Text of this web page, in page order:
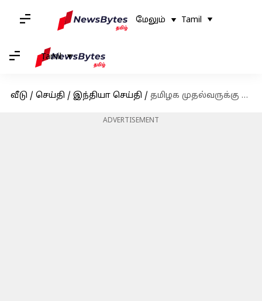
மேலும் Tamil
Tamil
வீடு / செய்தி / இந்தியா செய்தி / தமிழக முதல்வருக்கு பிறந்தநாள் வாழ்த்து தெரிவித்த நடிகர்கள் ரஜினிகாந்த், கமலஹாசன்
ADVERTISEMENT